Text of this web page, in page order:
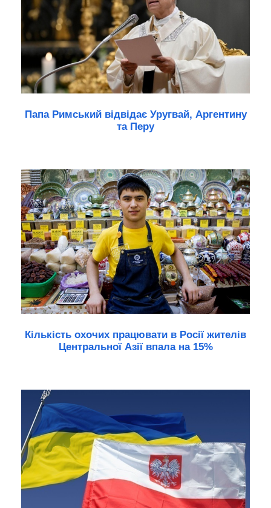
Папа Римський відвідає Уругвай, Аргентину
та Перу
Кількість охочих працювати в Росії жителів
Центральної Азії впала на 15%